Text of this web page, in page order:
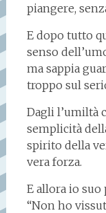
piangere,
E dopo tutto
senso
ma sappia
troppo sul
Dagli l’umiltà
semplicità
spirito della
vera forza.
E allora io
“Non ho